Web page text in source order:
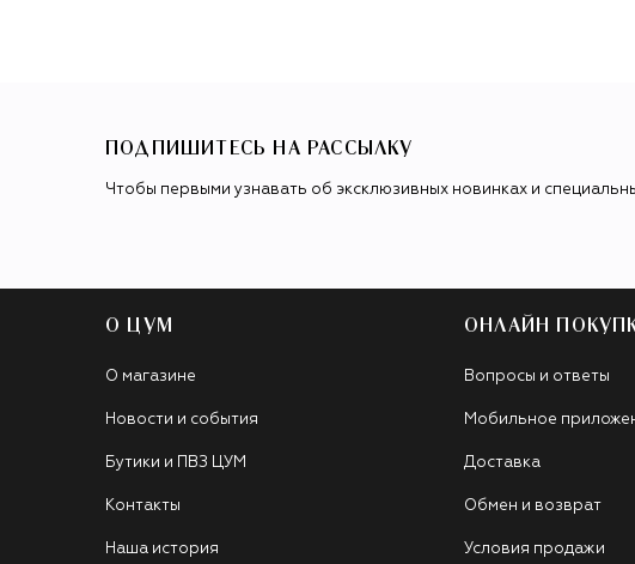
ПОДПИШИТЕСЬ НА РАССЫЛКУ
Чтобы первыми узнавать об эксклюзивных новинках и
О ЦУМ
О магазине
Новости и события
Бутики и ПВЗ ЦУМ
Контакты
Наша история
ОНЛАЙН
Вопросы и ответы
Мобильное
Доставка
Обмен и возврат
Условия продажи